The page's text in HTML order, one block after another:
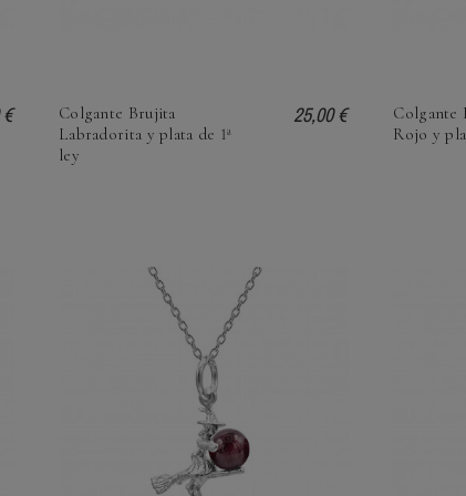
Colgante Brujita
Labradorita y plata de 1ª
ley
25,00 €
Colgante
Rojo y